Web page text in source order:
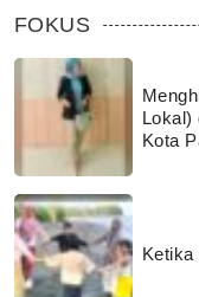
FOKUS
Lokal)
Kota
Ketika